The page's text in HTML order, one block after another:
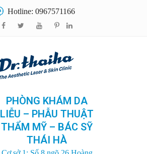
Hotline: 0967571166
PHÒNG KHÁM DA
LIỄU – PHẪU THUẬT
THẨM MỸ – BÁC SỸ
THÁI HÀ